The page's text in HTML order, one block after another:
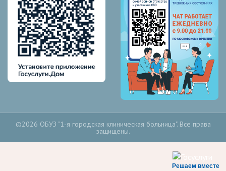
©2026 ОБУЗ "1-я городская клиническая больница". Все права
защищены.
Решаем вместе